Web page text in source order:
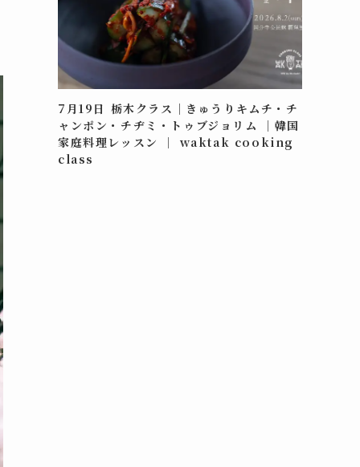
7月19日 栃木クラス｜きゅうりキムチ・チ
ャンポン・チヂミ・トゥブジョリム ｜韓国
家庭料理レッスン ｜ waktak cooking
class